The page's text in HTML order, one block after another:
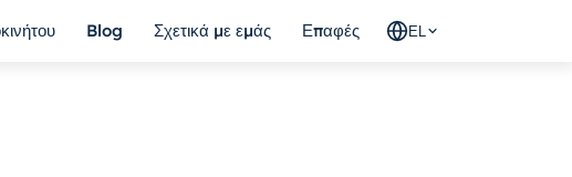
Blog Σχετικά με εμάς Επαφές EL